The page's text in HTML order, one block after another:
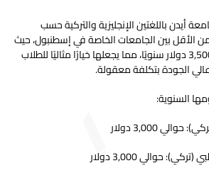
7,000.00$
6,750.00$
6,500.00$
6,250.00$
5,000.00$
الإنجليزية 12,000.00$
11,700.00$
التركية 9,000.00$
8,700.00$
الإنجليزية
التركية 8,000.00$
التركية 10,000.00$
أيدن باللغتين الإنجليزية والتركية حسب
الأقل بين الجامعات الخاصة في إسطنبول، حيث
تتراوح عادة بين 2,800 و3,500 دولار سنويًا، مما يجعلها خيارًا مثاليًا للطلاب
الجودة بتكلفة معقولة.
السنوية:
3,000 دولار
حوالي 3,000 دولار